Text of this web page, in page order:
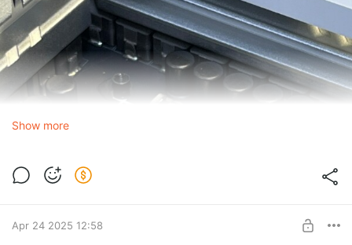
Show more
Apr 24 2025 12:58